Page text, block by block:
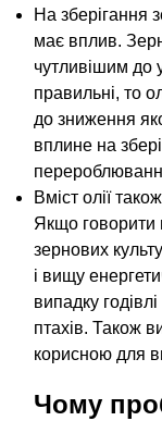
На зберігання
має вплив.
чутливішим до
правильні, то
до зниження
вплине на
Вміст олії
Якщо говорити
зернових
і вищу
випадку
птахів. Також
корисною для
Чому